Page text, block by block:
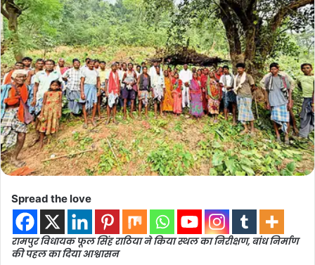
Spread the love
रामपुर विधायक फूल सिंह राठिया ने किया स्थल का निरीक्षण, बांध निर्माण
की पहल का दिया आश्वासन